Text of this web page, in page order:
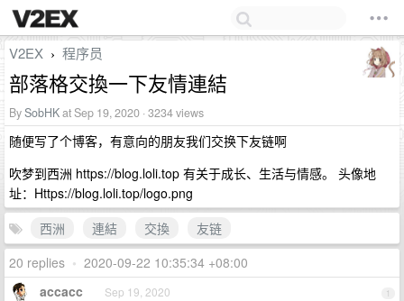
V2EX › 程序员
部落格交換一下友情連結
BySobHKat Sep 19, 2020 · 3234 views
随便写了个博客，有意向的朋友我们交换下友链啊
吹梦到西洲 https://blog.loli.top 有关于成长、生活与情感。 头像地
址：Https://blog.loli.top/logo.png
西洲
連結 交換
友链
20 replies • 2020-09-22 10:35:34 +08:00
1
accacc Sep 19, 2020